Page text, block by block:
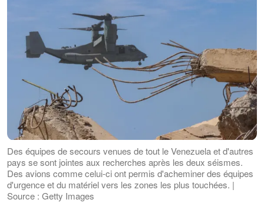
Des équipes de secours venues de tout le Venezuela et d'autres
pays se sont jointes aux recherches après les deux séismes.
Des avions comme celui-ci ont permis d'acheminer des équipes
d'urgence et du matériel vers les zones les plus touchées. |
Source : Getty Images